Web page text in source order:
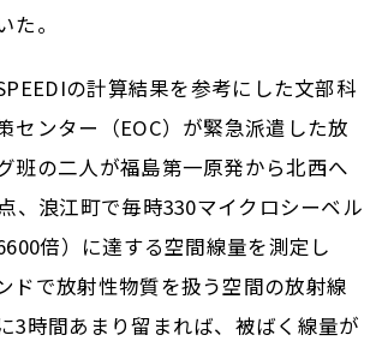
た。
の計算結果を参考にした文部科
センター（EOC）が緊急派遣した放
班の二人が福島第一原発から北西へ
、浪江町で毎時330マイクロシーベル
倍）に達する空間線量を測定し
ドで放射性物質を扱う空間の放射線
3時間あまり留まれば、被ばく線量が